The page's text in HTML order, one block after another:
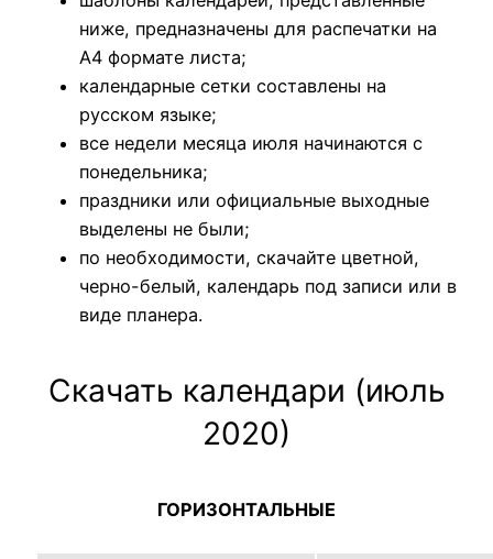
ниже, предназначены для распечатки на
А4 формате листа;
календарные сетки составлены на
русском языке;
все недели месяца июля начинаются с
понедельника;
праздники или официальные выходные
выделены не были;
по необходимости, скачайте цветной,
черно-белый, календарь под записи или в
виде планера.
Скачать календари (июль
2020)
ГОРИЗОНТАЛЬНЫЕ